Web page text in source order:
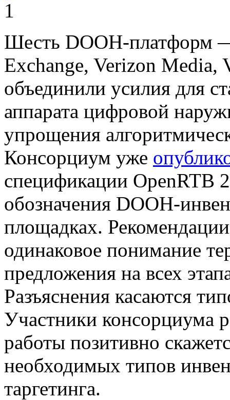
Шесть DOOH-платформ
Exchange, Verizon
объединили усилия для
аппарата цифровой
упрощения
Консорциум уже
спецификации OpenRTB
обозначения DOOH-
площадках.
одинаковое понимание
предложения на всех
Разъяснения касаются
Участники консорциума
работы позитивно
необходимых типов
таргетинга.